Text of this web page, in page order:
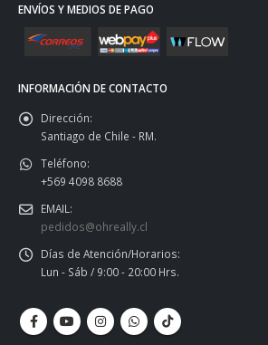
ENVÍOS Y MEDIOS DE PAGO
INFORMACIÓN DE CONTACTO
Dirección:
Santiago de Chile - RM.
Teléfono:
+569 4098 8688
EMAIL:
pedidos@ohreally.cl
Días de Atención/Horarios:
Lun - Sáb / 9:00 - 20:00 Hrs.